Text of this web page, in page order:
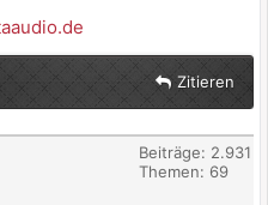
Zitieren
Beiträge: 2.931
Themen: 69